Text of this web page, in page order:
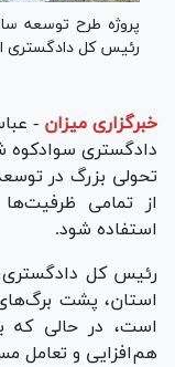
پروژه طرح توسعه
رئیس کل دادگستری
خبرگزاری میزان -
دادگستری سوادکوه
تحولی بزرگ در
از تمامی
استفاده شود.
رئیس کل دادگستری
استان، پشت
است، در حالی که
هم‌افزایی و تعامل